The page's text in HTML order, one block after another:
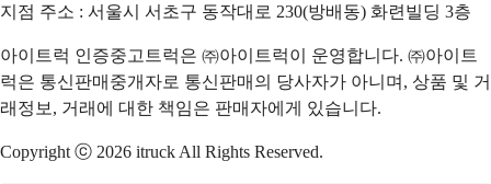
지점 주소 : 서울시 서초구 동작대로 230(방배동) 화련빌딩 3층
아이트럭 인증중고트럭은 ㈜아이트럭이 운영합니다. ㈜아이트
럭은 통신판매중개자로 통신판매의 당사자가 아니며, 상품 및 거
래정보, 거래에 대한 책임은 판매자에게 있습니다.
Copyright ⓒ 2026 itruck All Rights Reserved.